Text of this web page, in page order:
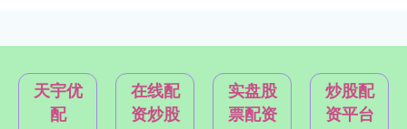
天宇优
配
在线配
资炒股
实盘股
票配资
炒股配
资平台